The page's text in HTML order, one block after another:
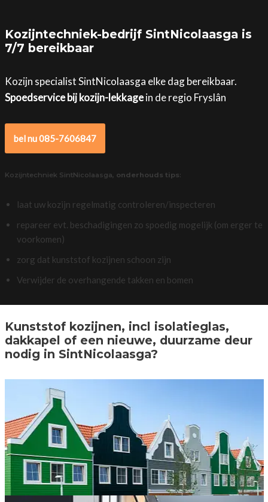
Kozijntechniek-bedrijf SintNicolaasga is
7/7 bereikbaar
Kozijn specialist SintNicolaasga elke dag bereikbaar.
Spoedservice bij kozijn-lekkagein de regio Fryslân
bel nu 085-7606847
Kozijntechniek SintNicolaasga, onderhouds tips:
laat uw kozijn regelmatig controleren/inspecteren
repareer evt. beschadigingen zo spoedig mogelijk (om erger te
voorkomen)
zorg dat kunststof kozijnen schoon zijn
Verwijder de overhangende takken en bomen
Kunststof kozijnen, incl isolatieglas,
dakkapel of een nieuwe, duurzame deur
nodig in SintNicolaasga?